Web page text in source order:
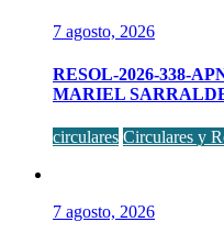
7 agosto, 2026
RESOL-2026-338-
MARIEL
circulares Circulares y
7 agosto, 2026